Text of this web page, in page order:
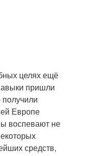
целях ещё
пришли
Европе
воспевают не
средств,